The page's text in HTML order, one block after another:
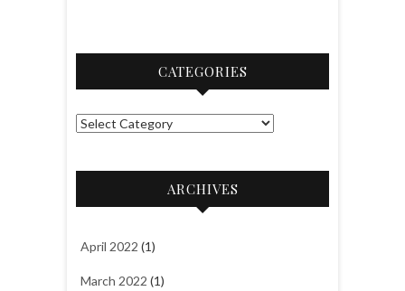
CATEGORIES
C
t
ARCHIVES
April 2022 (1)
March 2022 (1)